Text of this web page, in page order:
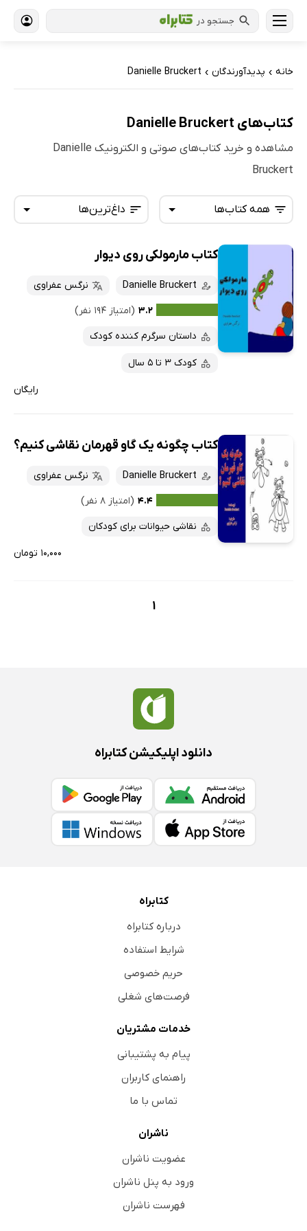
جستجو در
خانه › پدیدآورندگان ›
Danielle Bruckert
کتاب‌های Danielle Bruckert
مشاهده و خرید کتاب‌های صوتی و الکترونیک Danielle
Bruckert
داغ‌ترین‌ها
تازه‌ها
داغ‌ترین‌ها
پرفروش‌ها
پربحث‌ها
ارزان ترین‌ها
همه کتاب‌ها
کتاب‌های صوتی
کتاب‌های متنی
کتاب مارمولکی روی دیوار
Danielle Bruckert
نرگس عفراوی
۳.۲ (امتیاز ۱۹۴ نفر)
داستان سرگرم کننده کودک
کودک 3 تا 5 سال
رایگان
کتاب چگونه یک گاو قهرمان نقاشی کنیم؟
Danielle Bruckert
نرگس عفراوی
۴.۴ (امتیاز ۸ نفر)
نقاشی حیوانات برای کودکان
۱۰,۰۰۰ تومان
1
دانلود اپلیکیشن کتابراه
کتابراه
درباره کتابراه
شرایط استفاده
حریم خصوصی
فرصت‌های شغلی
خدمات مشتریان
پیام به پشتیبانی
راهنمای کاربران
تماس با ما
ناشران
عضویت ناشران
ورود به پنل ناشران
فهرست ناشران